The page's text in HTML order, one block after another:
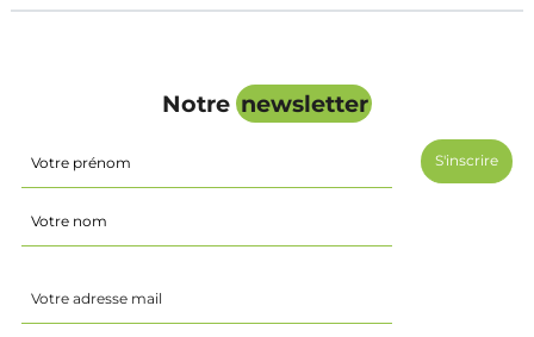
Notre newsletter
(Nécessaire)
adresse
mail